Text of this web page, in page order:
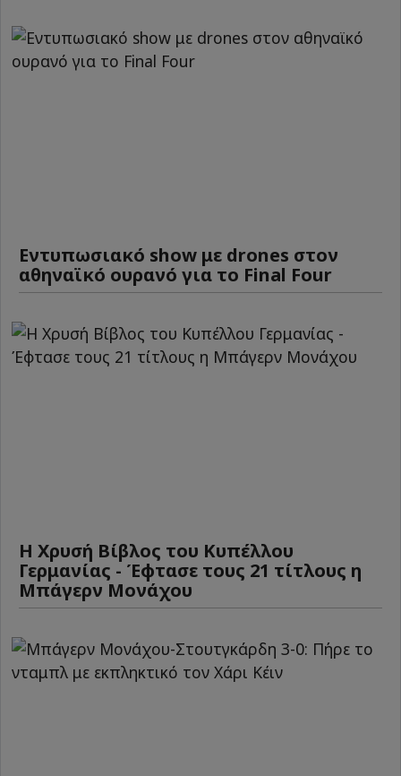
Εντυπωσιακό show με drones στον
αθηναϊκό ουρανό για το Final Four
Η Χρυσή Βίβλος του Κυπέλλου
Γερμανίας - Έφτασε τους 21 τίτλους η
Μπάγερν Μονάχου